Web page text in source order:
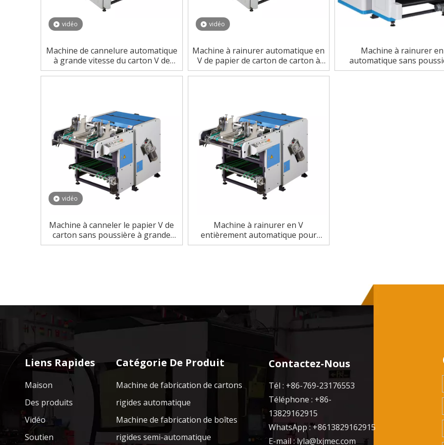
vidéo
Machine de cannelure automatique
à grande vitesse du carton V de
papier de carton d'efficacité
vidéo
Machine à rainurer automatique en
V de papier de carton de carton à
grande vitesse
Machine à rainurer
automatique sans
grande vitesse LS-
vidéo
Machine à canneler le papier V de
carton sans poussière à grande
vitesse automatique
Machine à rainurer en V
entièrement automatique pour
carton, papier carton et panneau
Liens Rapides
Maison
Des produits
Vidéo
Soutien
Catégorie De Produit
Machine de fabrication de cartons
rigides automatique
Machine de fabrication de boîtes
rigides semi-automatique
Contactez-Nous
Tél : +86-769-23176553
Téléphone : +86-
13829162915
WhatsApp : +8613829162915
E-mail :lyla@lxjmec.com